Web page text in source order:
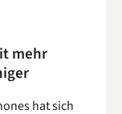
mehr
hat sich